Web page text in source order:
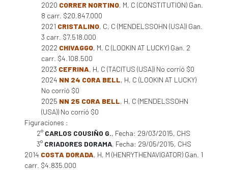
2020 CORRER NORTINO, M, C (CONSTITUTION) Gan.
8 carr. $20.847.000
2021 CRISTALINO, C, C (MENDELSSOHN (USA)) Gan.
3 carr. $7.518.000
2022 CHIVAGGO, M, C (LOOKIN AT LUCKY) Gan. 2
carr. $4.108.500
2023 CEFRINA, H, C (TACITUS (USA)) No corrió $0
2024 NN 24 CORA BELL, H, C (LOOKIN AT LUCKY)
No corrió $0
2025 NN 25 CORA BELL, H, C (MENDELSSOHN
(USA)) No corrió $0
Figuraciones :
2° CARLOS COUSIÑO G., Fecha: 29/03/2015, CHS
3° CRIADORES DORAMA, Fecha: 29/05/2015, CHS
2014 COSTA DORADA, H, M (HENRYTHENAVIGATOR) Gan. 1
carr. $4.835.000